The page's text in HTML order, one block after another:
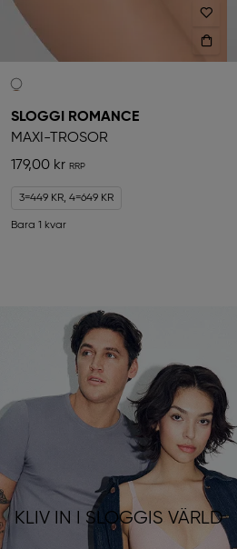
SLOGGI ROMANCE
MAXI-TROSOR
179,00 kr
3=449 KR, 4=649 KR
Bara 1 kvar
KLIV IN I SLOGGIS VÄRLD